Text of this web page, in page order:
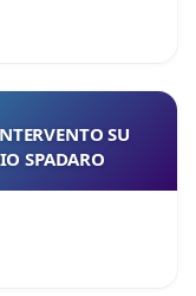
SU
SPADARO